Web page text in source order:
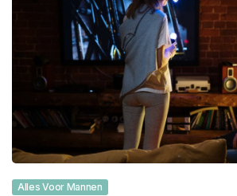
Alles Voor Mannen